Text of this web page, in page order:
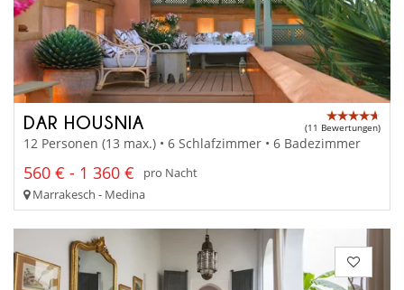
DAR HOUSNIA (11 Bewertungen)
12 Personen (13 max.) • 6 Schlafzimmer • 6 Badezimmer
560 € - 1 360 €
pro Nacht
Marrakesch - Medina